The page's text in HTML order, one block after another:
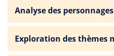
Analyse des
Exploration des thèmes